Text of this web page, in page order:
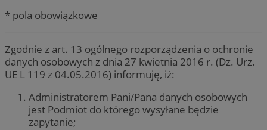
* pola obowiązkowe
Zgodnie z art. 13 ogólnego rozporządzenia o ochronie
danych osobowych z dnia 27 kwietnia 2016 r. (Dz. Urz.
UE L 119 z 04.05.2016) informuję, iż:
Administratorem Pani/Pana danych osobowych
jest Podmiot do którego wysyłane będzie
zapytanie;